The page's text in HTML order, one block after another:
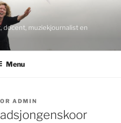
muziekjournalist en
Menu
ADMIN